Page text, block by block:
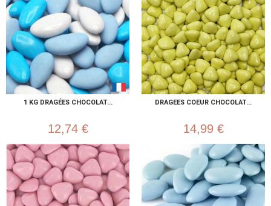
1 KG DRAGÉES CHOCOLAT...
12,74 €
DRAGEES COEUR CHOCOLAT...
14,99 €